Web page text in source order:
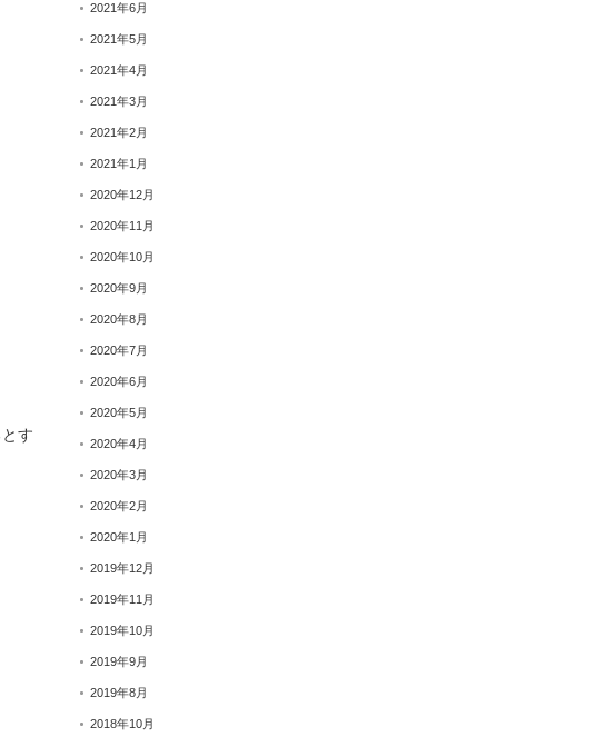
す
2021年6月
2021年5月
2021年4月
2021年3月
2021年2月
2021年1月
2020年12月
2020年11月
2020年10月
2020年9月
2020年8月
2020年7月
2020年6月
2020年5月
2020年4月
2020年3月
2020年2月
2020年1月
2019年12月
2019年11月
2019年10月
2019年9月
2019年8月
2018年10月